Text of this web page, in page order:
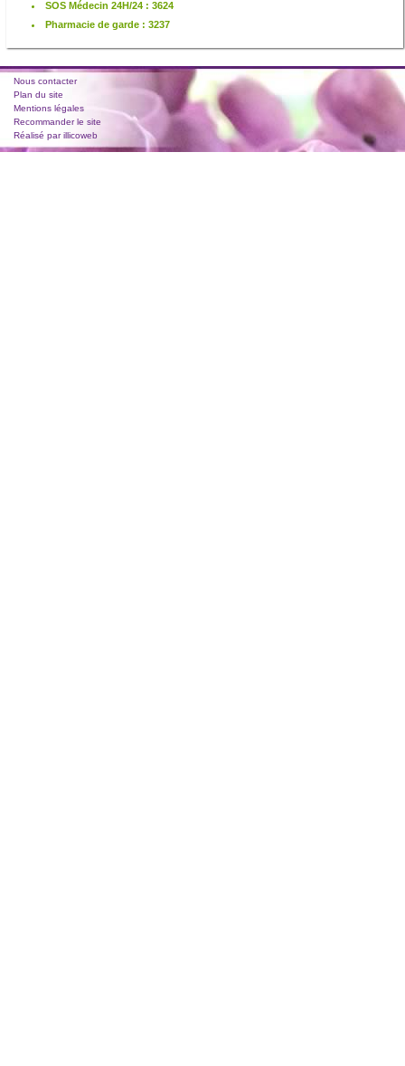
SOS Médecin 24H/24 : 3624
Pharmacie de garde : 3237
Nous contacter
Plan du site
Mentions légales
Recommander le site
Réalisé par illicoweb